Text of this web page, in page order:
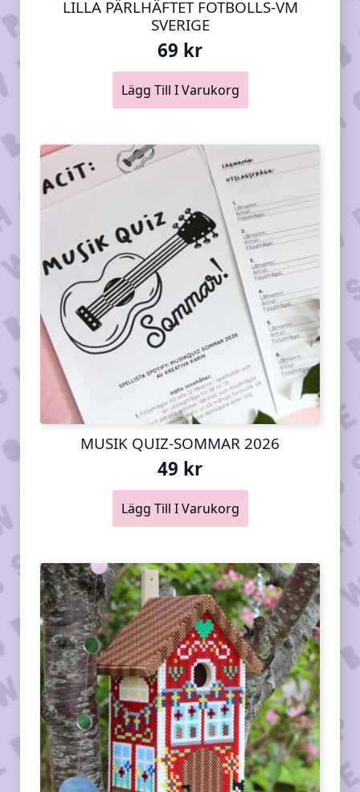
LILLA PÄRLHÄFTET FOTBOLLS-VM
SVERIGE
69 kr
Lägg Till I Varukorg
MUSIK QUIZ-SOMMAR 2026
49 kr
Lägg Till I Varukorg